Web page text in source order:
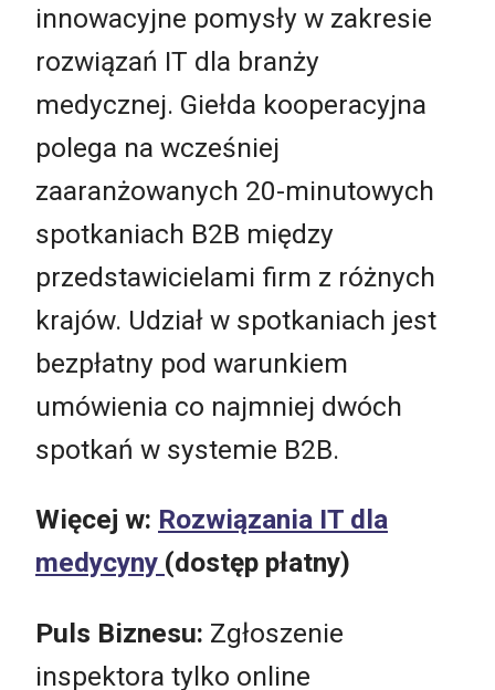
innowacyjne pomysły w zakresie
rozwiązań IT dla branży
medycznej. Giełda kooperacyjna
polega na wcześniej
zaaranżowanych 20-minutowych
spotkaniach B2B między
przedstawicielami firm z różnych
krajów. Udział w spotkaniach jest
bezpłatny pod warunkiem
umówienia co najmniej dwóch
spotkań w systemie B2B.
Więcej w: Rozwiązania IT dla
medycyny (dostęp płatny)
Puls Biznesu: Zgłoszenie
inspektora tylko online